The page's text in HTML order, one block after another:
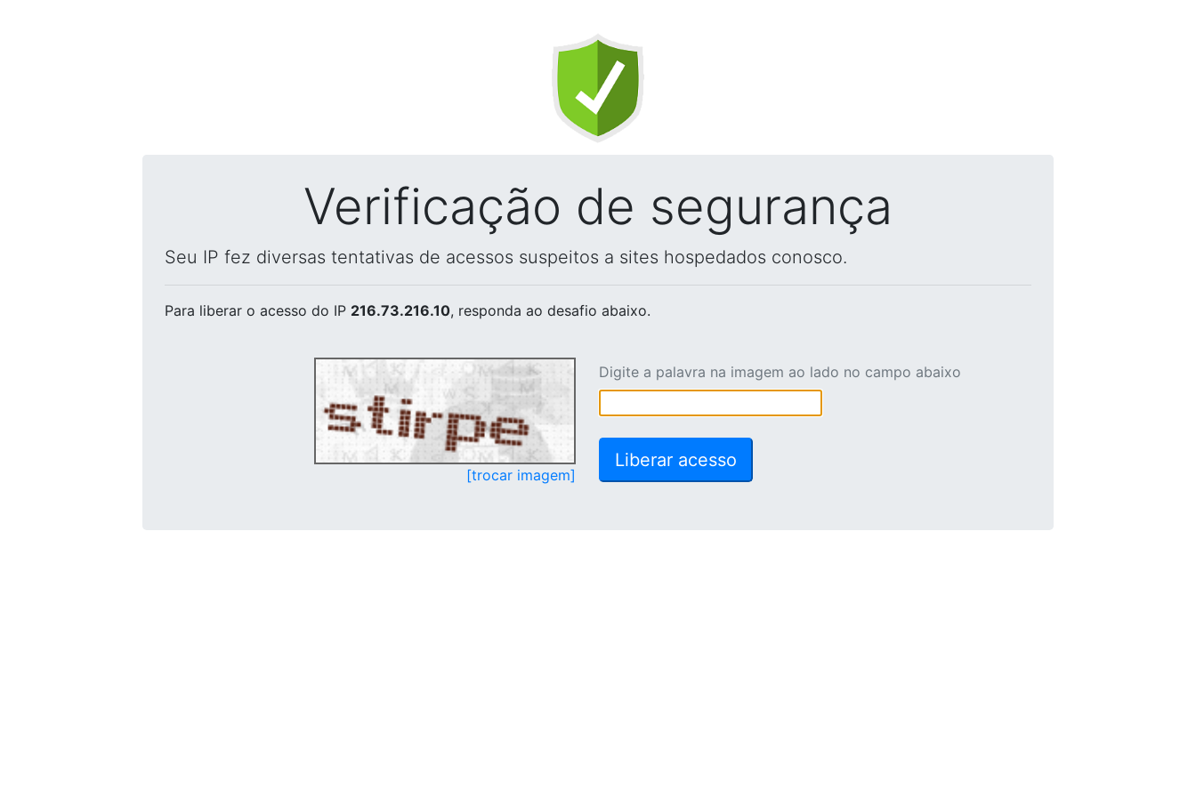
Verificação de segurança
Seu IP fez diversas tentativas de acessos suspeitos a sites hospedados conosco.
Para liberar o acesso do IP 216.73.216.10, responda ao desafio abaixo.
[trocar imagem]
Digite a palavra na imagem ao lado no campo abaixo